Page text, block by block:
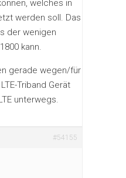
welches in
werden soll. Das
der wenigen
kann.
gerade wegen/für
Triband Gerät
unterwegs.
#54155